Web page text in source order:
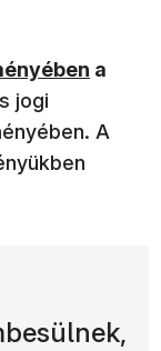
a
jogi
A